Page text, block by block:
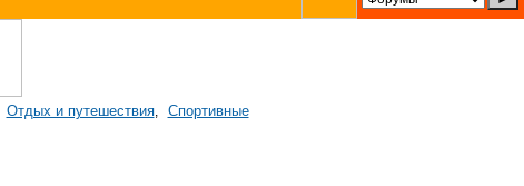
Отдых и путешествия, Спортивные